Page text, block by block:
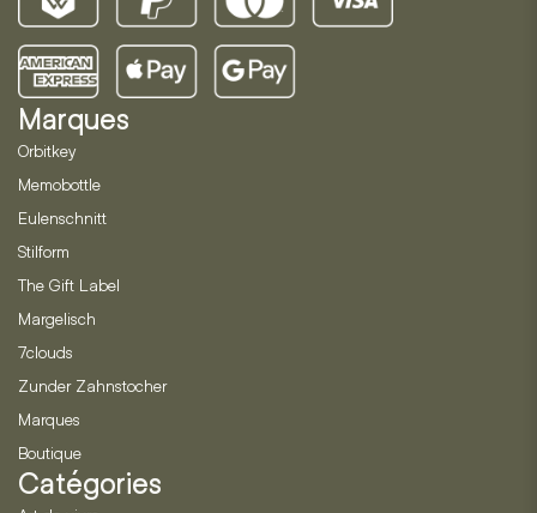
Marques
Orbitkey
Memobottle
Eulenschnitt
Stilform
The Gift Label
Margelisch
7clouds
Zunder Zahnstocher
Marques
Boutique
Catégories